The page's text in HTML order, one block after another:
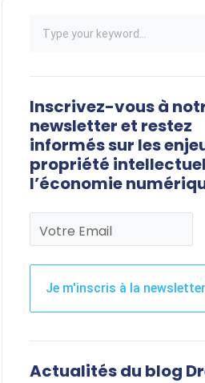
Inscrivez-vous à
newsletter et restez
informés sur les
propriété
l’économie
Votre Email
Je m'inscris à la
champ
devrait
Actualités du blog